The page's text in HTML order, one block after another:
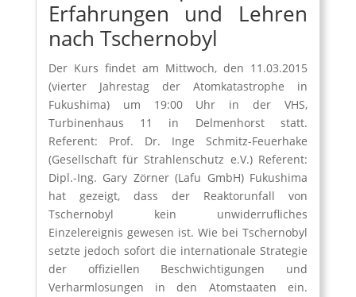
Erfahrungen und Lehren
nach Tschernobyl
Der Kurs findet am Mittwoch, den 11.03.2015
(vierter Jahrestag der Atomkatastrophe in
Fukushima) um 19:00 Uhr in der VHS,
Turbinenhaus 11 in Delmenhorst statt.
Referent: Prof. Dr. Inge Schmitz-Feuerhake
(Gesellschaft für Strahlenschutz e.V.) Referent:
Dipl.-Ing. Gary Zörner (Lafu GmbH) Fukushima
hat gezeigt, dass der Reaktorunfall von
Tschernobyl kein unwiderrufliches
Einzelereignis gewesen ist. Wie bei Tschernobyl
setzte jedoch sofort die internationale Strategie
der offiziellen Beschwichtigungen und
Verharmlosungen in den Atomstaaten ein.